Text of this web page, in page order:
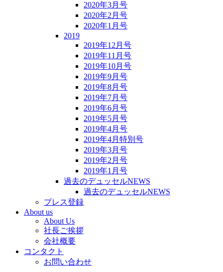
2020年3月号
2020年2月号
2020年1月号
2019
2019年12月号
2019年11月号
2019年10月号
2019年9月号
2019年8月号
2019年7月号
2019年6月号
2019年5月号
2019年4月号
2019年4月特別号
2019年3月号
2019年2月号
2019年1月号
過去のデュッセルNEWS
過去のデュッセルNEWS
プレス登録
About us
About Us
社長ご挨拶
会社概要
コンタクト
お問い合わせ